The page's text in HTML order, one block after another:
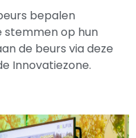
bepalen
stemmen op hun
de beurs via deze
Innovatiezone.